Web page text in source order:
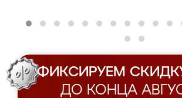
ФИКСИРУЕМ
ДО КОНЦА